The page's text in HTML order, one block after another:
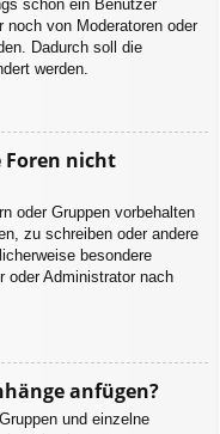
schon ein Benutzer
von Moderatoren oder
Dadurch soll die
werden.
nicht
oder Gruppen vorbehalten
zu schreiben oder andere
besondere
oder Administrator nach
anfügen?
und einzelne